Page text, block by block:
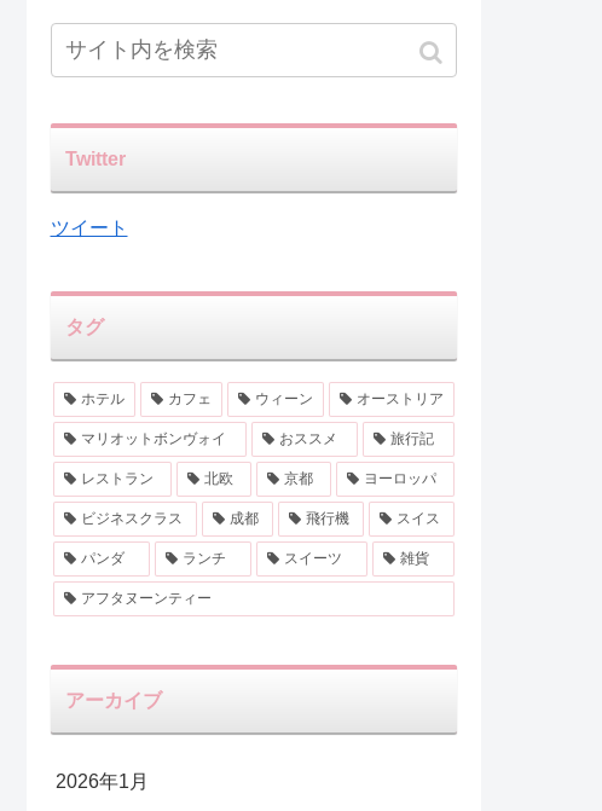
Twitter
ツイート
タグ
ホテル カフェ ウィーン オーストリア
マリオットボンヴォイ おススメ 旅行記
レストラン 北欧 京都 ヨーロッパ
ビジネスクラス 成都 飛行機 スイス
パンダ ランチ スイーツ 雑貨
アフタヌーンティー
アーカイブ
2026年1月